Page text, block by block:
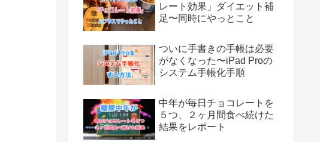
レート効果」ダイエット補
足〜同時にやっとこと
ついに手書きの手帳は必要
がなくなった〜iPad Proの
システム手帳化手順
中年が毎日チョコレートを
５つ、２ヶ月間食べ続けた
結果をレポート